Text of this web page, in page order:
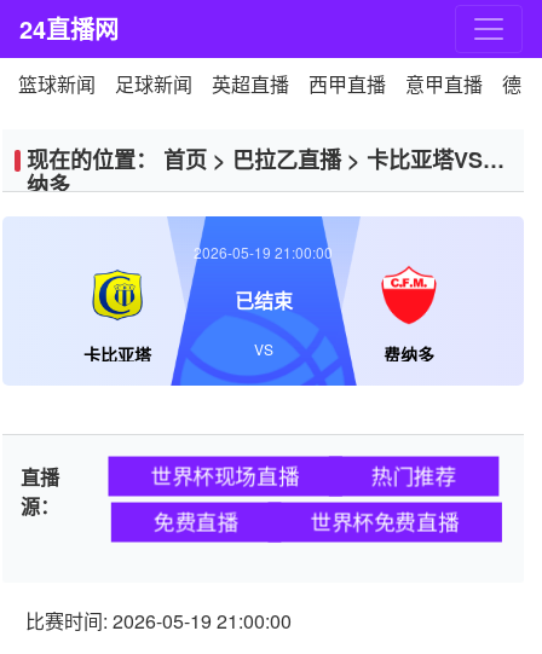
24直播网
篮球新闻 足球新闻 英超直播 西甲直播 意甲直播 德
现在的位置： 首页 > 巴拉乙直播> 卡比亚塔VS费
纳多
卡比亚塔 费纳多
2026-05-19 21:00:00
已结束
VS
直播
源：
世界杯现场直播
热门推荐
免费直播
世界杯免费直播
比赛时间: 2026-05-19 21:00:00